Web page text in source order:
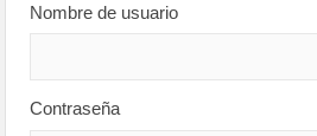
Nombre de usuario
Contraseña